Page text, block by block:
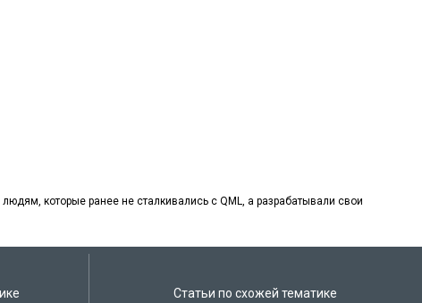
которые ранее не сталкивались с QML, а разрабатывали свои
Статьи по схожей тематике